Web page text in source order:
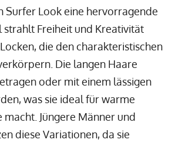
Surfer Look eine hervorragende
strahlt Freiheit und Kreativität
die den charakteristischen
Die langen Haare
oder mit einem lässigen
was sie ideal für warme
Jüngere Männer und
diese Variationen, da sie